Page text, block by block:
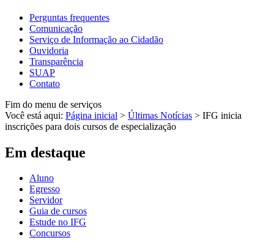
Perguntas frequentes
Comunicação
Serviço de Informação ao Cidadão
Ouvidoria
Transparência
SUAP
Contato
Fim do menu de serviços
Você está aqui: Página inicial > Últimas Notícias > IFG inicia
inscrições para dois cursos de especialização
Em destaque
Aluno
Egresso
Servidor
Guia de cursos
Estude no IFG
Concursos